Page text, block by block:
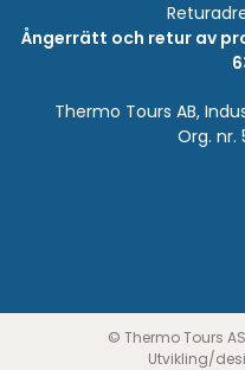
Ångerrätt och retur av
Thermo Tours AB,
Org. nr.
© Thermo Tours
Utvikling/